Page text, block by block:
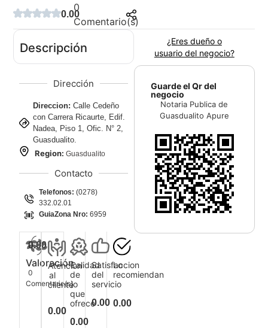
0.00
0
Comentario(s)
¿Eres dueño o
usuario del negocio?
Guarde el Qr del
negocio
Notaria Publica de
Guasdualito Apure
Descripción
Dirección
Direccion:Calle Cedeño
con Carrera Ricaurte, Edif.
Nadea, Piso 1, Ofic. N° 2,
Guasdualito.
Region:Guasdualito
Contacto
Telefonos:(0278)
332.02.01
GuiaZona Nro:6959
0.00
Valoración
0
Comentario(s)
Atencion
al
cliente
0.00
Calidad
de
lo
que
ofrece
0.00
Satisfaccion
del
servicio
0.00
Lo
recomiendan
0.00